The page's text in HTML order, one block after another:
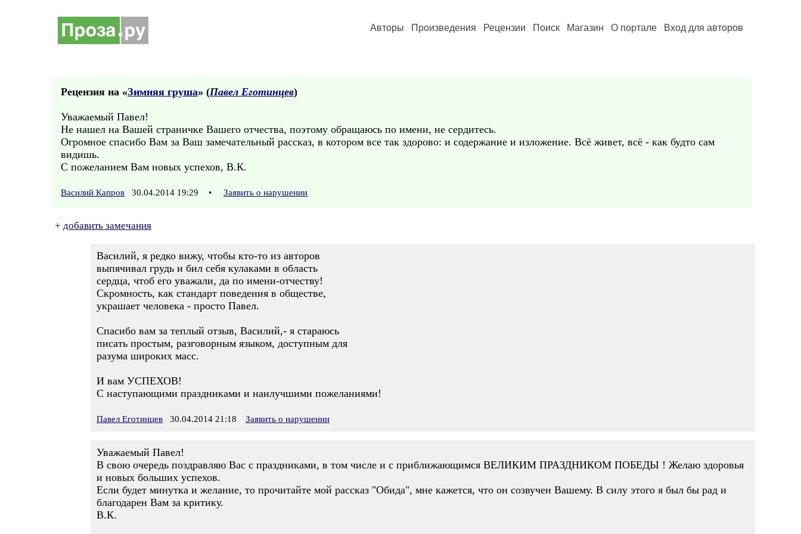
Авторы Произведения Рецензии Поиск Магазин О портале Вход для авторов
Рецензия на «Зимняя груша» (Павел Еготинцев)
Уважаемый Павел!
Не нашел на Вашей страничке Вашего отчества, поэтому обращаюсь по имени, не сердитесь.
Огромное спасибо Вам за Ваш замечательный рассказ, в котором все так здорово: и содержание и изложение. Всё живет, всё - как будто сам
видишь.
С пожеланием Вам новых успехов, В.К.
Василий Капров 30.04.2014 19:29 • Заявить о нарушении
+ добавить замечания
Василий, я редко вижу, чтобы кто-то из авторов
выпячивал грудь и бил себя кулаками в область
сердца, чтоб его уважали, да по имени-отчеству!
Скромность, как стандарт поведения в обществе,
украшает человека - просто Павел.
Спасибо вам за теплый отзыв, Василий,- я стараюсь
писать простым, разговорным языком, доступным для
разума широких масс.
И вам УСПЕХОВ!
С наступающими праздниками и наилучшими пожеланиями!
Павел Еготинцев 30.04.2014 21:18 Заявить о нарушении
Уважаемый Павел!
В свою очередь поздравляю Вас с праздниками, в том числе и с приближающимся ВЕЛИКИМ ПРАЗДНИКОМ ПОБЕДЫ ! Желаю здоровья
и новых больших успехов.
Если будет минутка и желание, то прочитайте мой рассказ "Обида", мне кажется, что он созвучен Вашему. В силу этого я был бы рад и
благодарен Вам за критику.
В.К.